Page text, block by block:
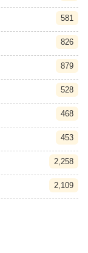
581
826
879
528
468
453
2,258
2,109